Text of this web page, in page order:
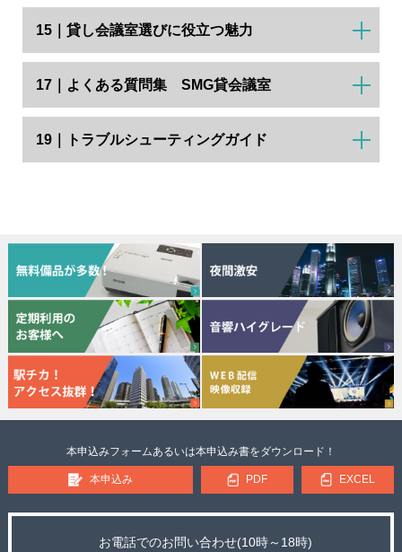
15｜貸し会議室選びに役立つ魅力
17｜よくある質問集 SMG貸会議室
19｜トラブルシューティングガイド
本申込みフォームあるいは本申込み書をダウンロード！
本申込み PDF EXCEL
お電話でのお問い合わせ(10時～18時)